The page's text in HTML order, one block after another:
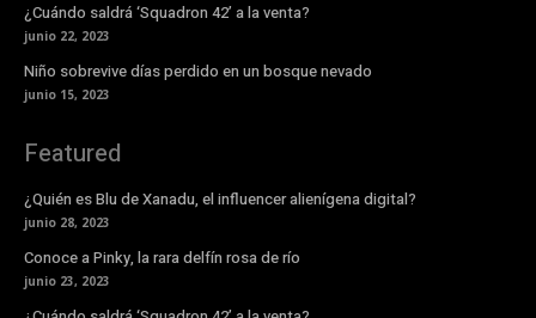
¿Cuándo saldrá ‘Squadron 42’ a la venta?
junio 22, 2023
Niño sobrevive días perdido en un bosque nevado
junio 15, 2023
Featured
¿Quién es Blu de Xanadu, el influencer alienígena digital?
junio 28, 2023
Conoce a Pinky, la rara delfín rosa de río
junio 23, 2023